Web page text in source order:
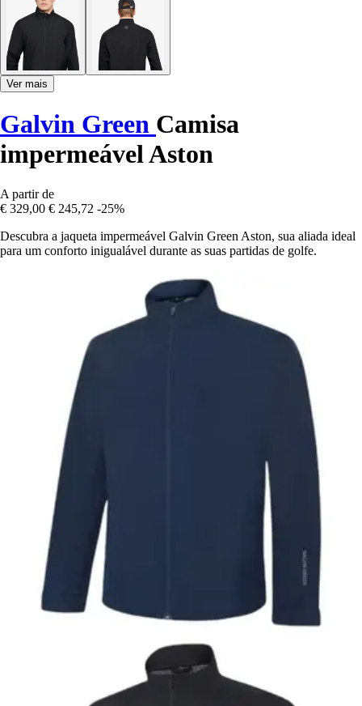
Ver mais
Galvin Green Camisa
impermeável Aston
A partir de
€ 329,00 € 245,72 -25%
Descubra a jaqueta impermeável Galvin Green Aston, sua aliada ideal
para um conforto inigualável durante as suas partidas de golfe.